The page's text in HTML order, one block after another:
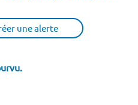
une alerte